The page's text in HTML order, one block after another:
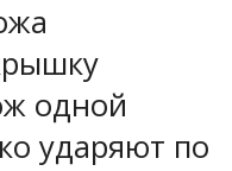
одной
ударяют по